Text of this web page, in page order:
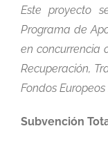
Este proyecto
Programa de
en concurrencia
Recuperación,
Fondos
Subvención